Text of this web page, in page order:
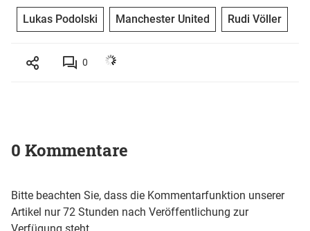
Lukas Podolski Manchester United Rudi Völler
0
0 Kommentare
Bitte beachten Sie, dass die Kommentarfunktion unserer
Artikel nur 72 Stunden nach Veröffentlichung zur